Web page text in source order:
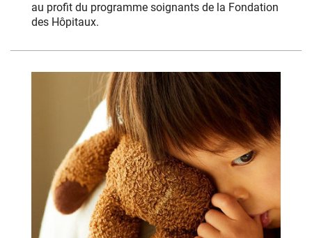
au profit du programme soignants de la Fondation
des Hôpitaux.